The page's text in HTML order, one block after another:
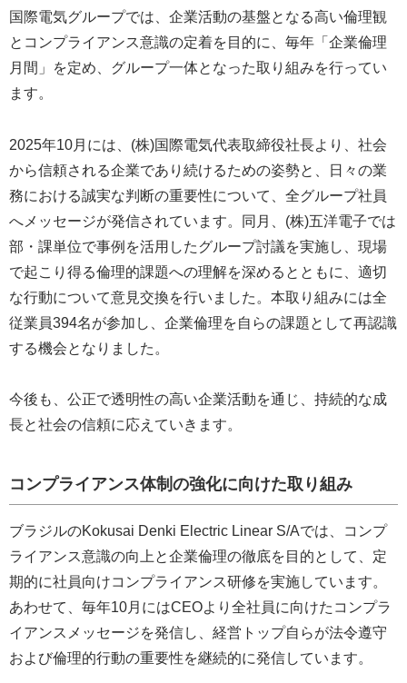
国際電気グループでは、企業活動の基盤となる高い倫理観
とコンプライアンス意識の定着を目的に、毎年「企業倫理
月間」を定め、グループ一体となった取り組みを行ってい
ます。
2025年10月には、(株)国際電気代表取締役社長より、社会
から信頼される企業であり続けるための姿勢と、日々の業
務における誠実な判断の重要性について、全グループ社員
へメッセージが発信されています。同月、(株)五洋電子では
部・課単位で事例を活用したグループ討議を実施し、現場
で起こり得る倫理的課題への理解を深めるとともに、適切
な行動について意見交換を行いました。本取り組みには全
従業員394名が参加し、企業倫理を自らの課題として再認識
する機会となりました。
今後も、公正で透明性の高い企業活動を通じ、持続的な成
長と社会の信頼に応えていきます。
コンプライアンス体制の強化に向けた取り組み
ブラジルのKokusai Denki Electric Linear S/Aでは、コンプ
ライアンス意識の向上と企業倫理の徹底を目的として、定
期的に社員向けコンプライアンス研修を実施しています。
あわせて、毎年10月にはCEOより全社員に向けたコンプラ
イアンスメッセージを発信し、経営トップ自らが法令遵守
および倫理的行動の重要性を継続的に発信しています。